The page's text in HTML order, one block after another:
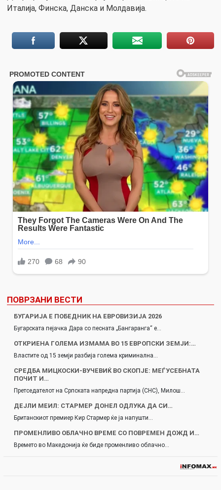
Италија, Финска, Данска и Молдавија.
ПОВРЗАНИ ВЕСТИ
БУГАРИЈА Е ПОБЕДНИК НА ЕВРОВИЗИЈА 2026
Бугарската пејачка Дара со песната „Бангаранга“ е…
ОТКРИЕНА ГОЛЕМА ИЗМАМА ВО 15 ЕВРОПСКИ ЗЕМЈИ:…
Властите од 15 земји разбија голема криминална…
СРЕДБА МИЦКОСКИ-ВУЧЕВИЌ ВО СКОПЈЕ: МЕЃУСЕБНАТА
ПОЧИТ И…
Претседателот на Српската напредна партија (СНС), Милош…
ДЕЈЛИ МЕИЛ: СТАРМЕР ДОНЕЛ ОДЛУКА ДА СИ…
Британскиот премиер Кир Стармер ќе ја напушти…
ПРОМЕНЛИВО ОБЛАЧНО ВРЕМЕ СО ПОВРЕМЕН ДОЖД И…
Времето во Македонија ќе биде променливо облачно…